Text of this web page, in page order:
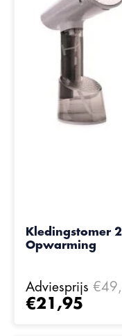
Kledingstomer
Opwarming
Adviesprijs
€21,95